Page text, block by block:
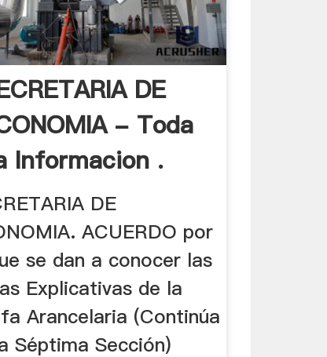
DE
- Toda
Informacion .
DE
ACUERDO por
se dan a conocer las
Explicativas de la
Arancelaria (Continúa
Séptima Sección)